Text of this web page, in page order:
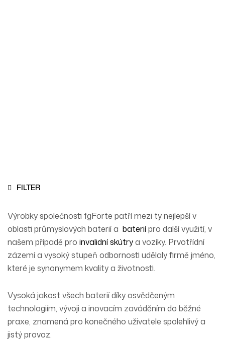
FILTER
Výrobky společnosti fgForte patří mezi ty nejlepší v
oblasti průmyslových baterií a bateriípro další využití, v
našem případě pro invalidní skútrya vozíky. Prvotřídní
zázemí a vysoký stupeň odbornosti udělaly firmě jméno,
které je synonymem kvality a životnosti.
Vysoká jakost všech baterií díky osvědčeným
technologiím, vývoji a inovacím zaváděním do běžné
praxe, znamená pro konečného uživatele spolehlivý a
jistý provoz.